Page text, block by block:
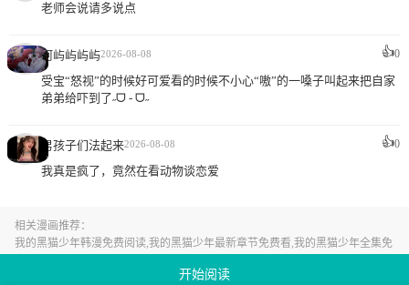
开始阅读
老师会说请多说点
阿屿屿屿屿2026-08-08 👍0
受宝“怒视”的时候好可爱看的时候不小心“嗷”的一嗓子叫起来把自家
弟弟给吓到了˶ᗜ - ᗜ˶
男孩子们法起来2026-08-08 👍0
我真是疯了，竟然在看动物谈恋爱
相关漫画推荐：
我的黑猫少年韩漫免费阅读,我的黑猫少年最新章节免费看,我的黑猫少年全集免